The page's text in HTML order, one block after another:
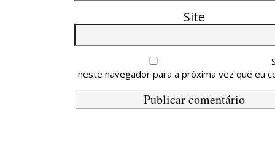
Site
neste navegador para a próxima vez que eu